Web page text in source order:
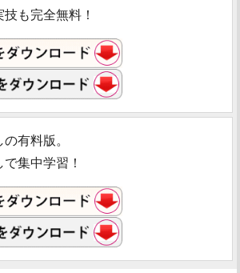
も完全無料！
有料版。
集中学習！